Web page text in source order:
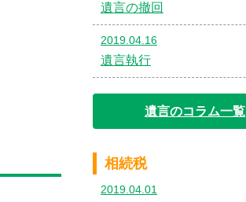
遺言の撤回
2019.04.16
遺言執行
遺言のコラム一覧
相続税
2019.04.01